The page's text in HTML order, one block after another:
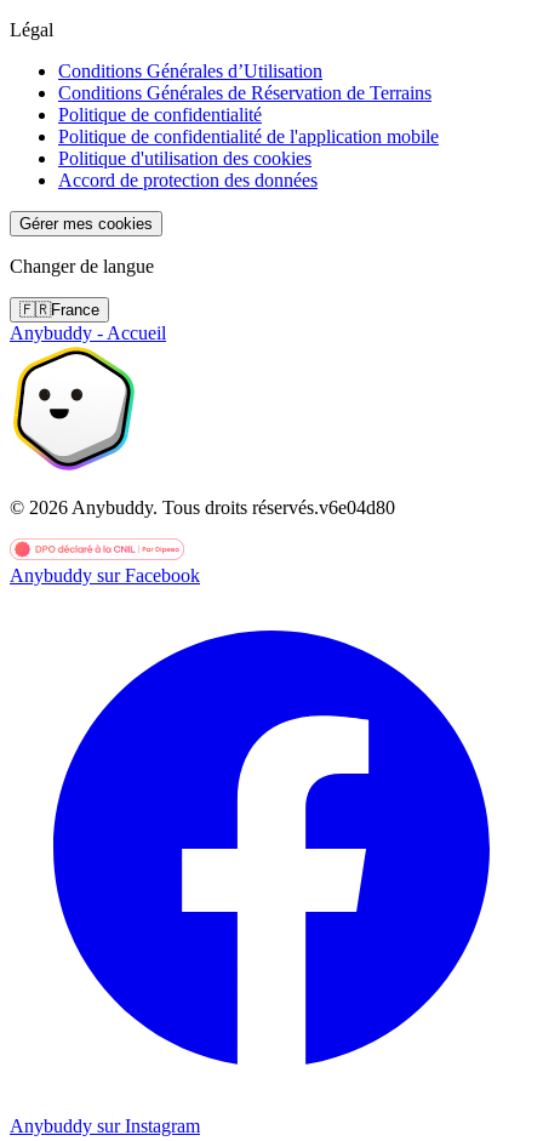
Légal
Conditions Générales d’Utilisation
Conditions Générales de Réservation de Terrains
Politique de confidentialité
Politique de confidentialité de l'application mobile
Politique d'utilisation des cookies
Accord de protection des données
Gérer mes cookies
Changer de langue
🇫🇷France
Anybuddy - Accueil
© 2026 Anybuddy. Tous droits réservés.v6e04d80
Anybuddy sur Facebook
Anybuddy sur Instagram